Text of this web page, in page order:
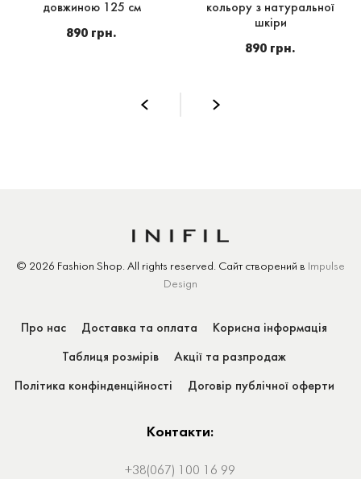
довжиною 125 см
890 грн.
кольору з натуральної
шкіри
890 грн.
© 2026 Fashion Shop. All rights reserved. Сайт створений в
Impulse
Design
Про нас Доставка та оплата Корисна інформація
Таблиця розмірів Акції та разпродаж
Політика конфінденційності Договір публічної оферти
Контакти:
+38(067) 100 16 99